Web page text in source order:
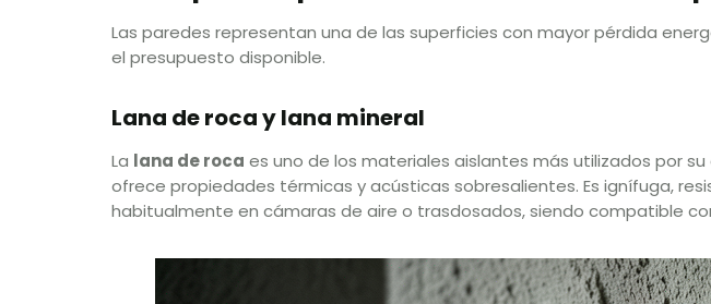
Las paredes representan una de las superficies con mayor pérdida
el presupuesto disponible.
Lana de roca y lana mineral
La lana de roca es uno de los materiales aislantes más utilizados por
ofrece propiedades térmicas y acústicas sobresalientes. Es ignífuga,
habitualmente en cámaras de aire o trasdosados, siendo compatible